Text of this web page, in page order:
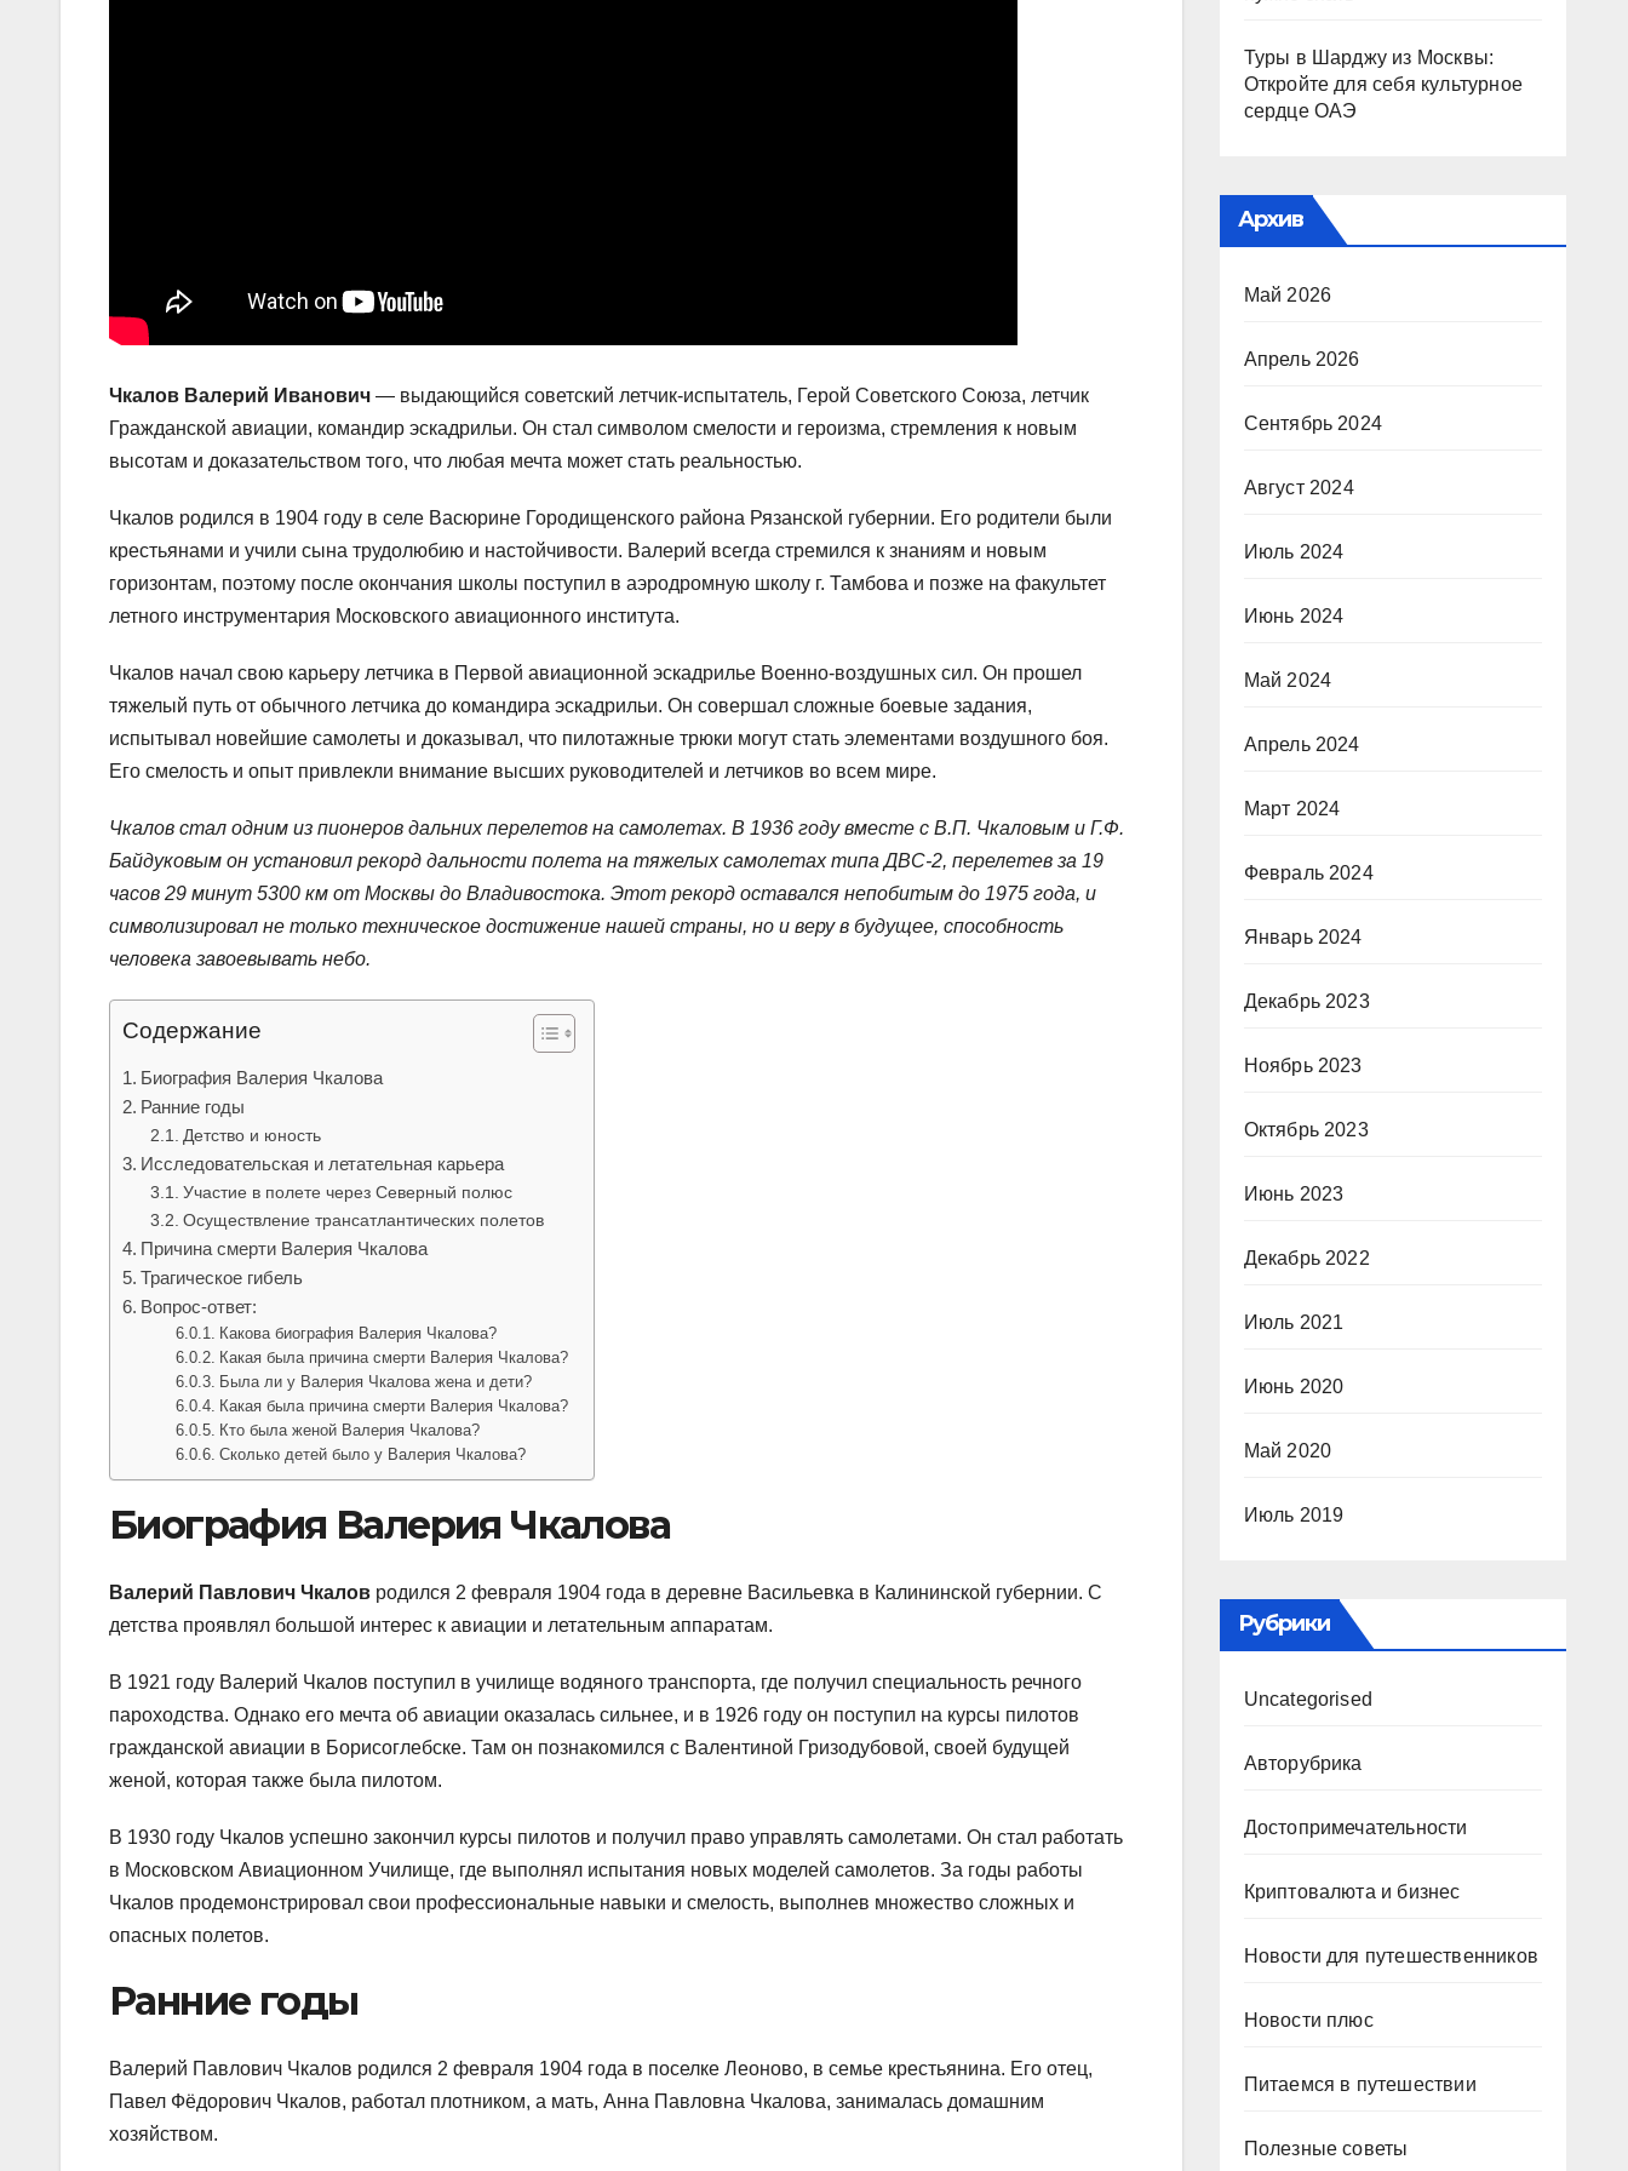
Чкалов Валерий Иванович — выдающийся советский летчик-испытатель, Герой Советского Союза, летчик
Гражданской авиации, командир эскадрильи. Он стал символом смелости и героизма, стремления к новым
высотам и доказательством того, что любая мечта может стать реальностью.
Чкалов родился в 1904 году в селе Васюрине Городищенского района Рязанской губернии. Его родители были
крестьянами и учили сына трудолюбию и настойчивости. Валерий всегда стремился к знаниям и новым
горизонтам, поэтому после окончания школы поступил в аэродромную школу г. Тамбова и позже на факультет
летного инструментария Московского авиационного института.
Чкалов начал свою карьеру летчика в Первой авиационной эскадрилье Военно-воздушных сил. Он прошел
тяжелый путь от обычного летчика до командира эскадрильи. Он совершал сложные боевые задания,
испытывал новейшие самолеты и доказывал, что пилотажные трюки могут стать элементами воздушного боя.
Его смелость и опыт привлекли внимание высших руководителей и летчиков во всем мире.
Чкалов стал одним из пионеров дальних перелетов на самолетах. В 1936 году вместе с В.П. Чкаловым и Г.Ф.
Байдуковым он установил рекорд дальности полета на тяжелых самолетах типа ДВС-2, перелетев за 19
часов 29 минут 5300 км от Москвы до Владивостока. Этот рекорд оставался непобитым до 1975 года, и
символизировал не только техническое достижение нашей страны, но и веру в будущее, способность
человека завоевывать небо.
Содержание
Биография Валерия Чкалова
Ранние годы
Детство и юность
Исследовательская и летательная карьера
Участие в полете через Северный полюс
Осуществление трансатлантических полетов
Причина смерти Валерия Чкалова
Трагическое гибель
Вопрос-ответ:
Какова биография Валерия Чкалова?
Какая была причина смерти Валерия Чкалова?
Была ли у Валерия Чкалова жена и дети?
Какая была причина смерти Валерия Чкалова?
Кто была женой Валерия Чкалова?
Сколько детей было у Валерия Чкалова?
Биография Валерия Чкалова
Валерий Павлович Чкалов родился 2 февраля 1904 года в деревне Васильевка в Калининской губернии. С
детства проявлял большой интерес к авиации и летательным аппаратам.
В 1921 году Валерий Чкалов поступил в училище водяного транспорта, где получил специальность речного
пароходства. Однако его мечта об авиации оказалась сильнее, и в 1926 году он поступил на курсы пилотов
гражданской авиации в Борисоглебске. Там он познакомился с Валентиной Гризодубовой, своей будущей
женой, которая также была пилотом.
В 1930 году Чкалов успешно закончил курсы пилотов и получил право управлять самолетами. Он стал работать
в Московском Авиационном Училище, где выполнял испытания новых моделей самолетов. За годы работы
Чкалов продемонстрировал свои профессиональные навыки и смелость, выполнев множество сложных и
опасных полетов.
Ранние годы
Валерий Павлович Чкалов родился 2 февраля 1904 года в поселке Леоново, в семье крестьянина. Его отец,
Павел Фёдорович Чкалов, работал плотником, а мать, Анна Павловна Чкалова, занималась домашним
хозяйством.
Туры в Шарджу из Москвы:
Откройте для себя культурное
сердце ОАЭ
Архив
Май 2026
Апрель 2026
Сентябрь 2024
Август 2024
Июль 2024
Июнь 2024
Май 2024
Апрель 2024
Март 2024
Февраль 2024
Январь 2024
Декабрь 2023
Ноябрь 2023
Октябрь 2023
Июнь 2023
Декабрь 2022
Июль 2021
Июнь 2020
Май 2020
Июль 2019
Рубрики
Uncategorised
Авторубрика
Достопримечательности
Криптовалюта и бизнес
Новости для путешественников
Новости плюс
Питаемся в путешествии
Полезные советы